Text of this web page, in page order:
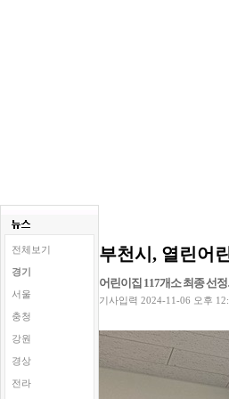
전체보기
경기
서울
충청
강원
경상
전라
부천시, 열린어
어린이집 117개소 최종 선
기사입력 2024-11-06 오후